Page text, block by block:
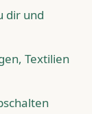
dir und
Textilien